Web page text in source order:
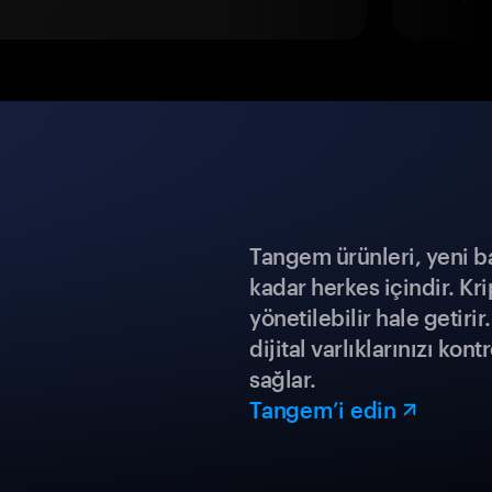
Tangem ürünleri, yeni
kadar herkes içindir.
yönetilebilir hale
dijital varlıklarınızı
sağlar.
Tangem’i edin